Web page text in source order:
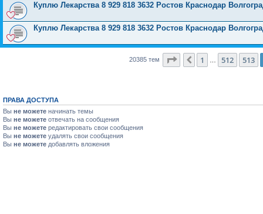
Куплю Лекарства 8 929 818 3632 Ростов Краснодар
Куплю Лекарства 8 929 818 3632 Ростов Краснодар
20385 тем Страница 514из 816
Пред.
1 512 513
ПРАВА ДОСТУПА
Вы не можете начинать темы
Вы не можете отвечать на сообщения
Вы не можете редактировать свои сообщения
Вы не можете удалять свои сообщения
Вы не можете добавлять вложения